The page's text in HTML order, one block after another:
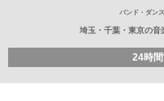
バンド・ダン
埼玉・千葉・東京の
24時